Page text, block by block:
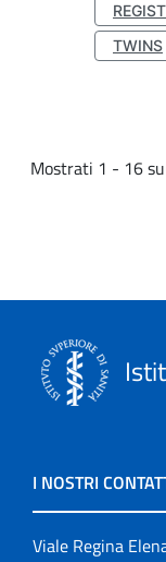
TWINS
Mostrati 1 - 16
I NOSTRI
Viale Regina